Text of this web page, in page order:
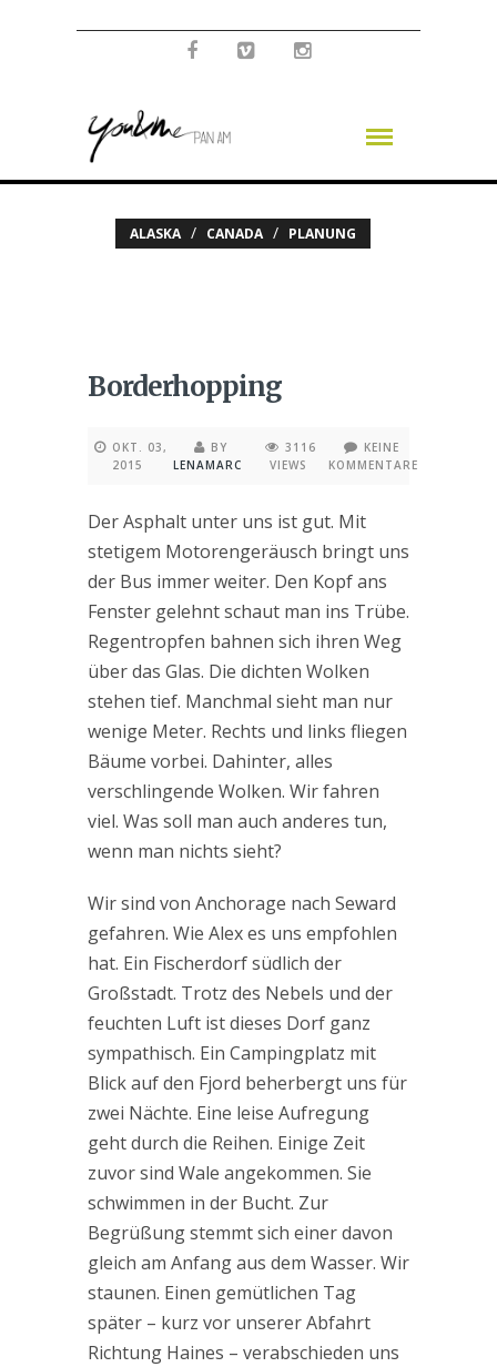
ALASKA / CANADA / PLANUNG
Borderhopping
OKT. 03,
2015
BY
LENAMARC
3116
VIEWS
KEINE
KOMMENTARE
Der Asphalt unter uns ist gut. Mit
stetigem Motorengeräusch bringt uns
der Bus immer weiter. Den Kopf ans
Fenster gelehnt schaut man ins Trübe.
Regentropfen bahnen sich ihren Weg
über das Glas. Die dichten Wolken
stehen tief. Manchmal sieht man nur
wenige Meter. Rechts und links fliegen
Bäume vorbei. Dahinter, alles
verschlingende Wolken. Wir fahren
viel. Was soll man auch anderes tun,
wenn man nichts sieht?
Wir sind von Anchorage nach Seward
gefahren. Wie Alex es uns empfohlen
hat. Ein Fischerdorf südlich der
Großstadt. Trotz des Nebels und der
feuchten Luft ist dieses Dorf ganz
sympathisch. Ein Campingplatz mit
Blick auf den Fjord beherbergt uns für
zwei Nächte. Eine leise Aufregung
geht durch die Reihen. Einige Zeit
zuvor sind Wale angekommen. Sie
schwimmen in der Bucht. Zur
Begrüßung stemmt sich einer davon
gleich am Anfang aus dem Wasser. Wir
staunen. Einen gemütlichen Tag
später – kurz vor unserer Abfahrt
Richtung Haines – verabschieden uns